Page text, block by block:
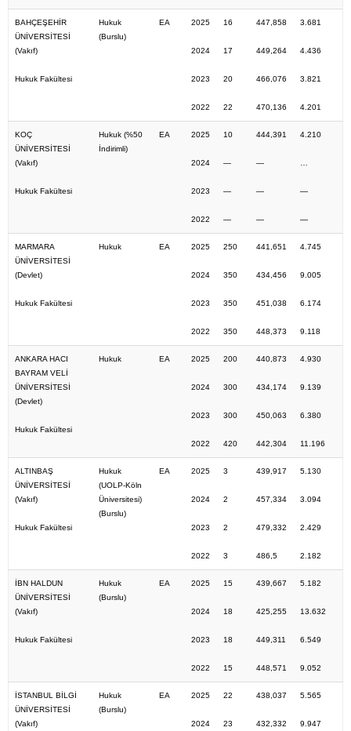
BAHÇEŞEHİR
ÜNİVERSİTESİ
(Vakıf)
Hukuk Fakültesi
Hukuk
(Burslu)
EA 2025
2024
2023
2022
16
17
20
22
447,858
449,264
466,076
470,136
3.681
4.436
3.821
4.201
KOÇ
ÜNİVERSİTESİ
(Vakıf)
Hukuk Fakültesi
Hukuk (%50
İndirimli)
EA 2025
2024
2023
2022
10
—
—
—
444,391
—
—
—
4.210
—
—
MARMARA
ÜNİVERSİTESİ
(Devlet)
Hukuk Fakültesi
Hukuk EA 2025
2024
2023
2022
250
350
350
350
441,651
434,456
451,038
448,373
4.745
9.005
6.174
9.118
ANKARA HACI
BAYRAM VELİ
ÜNİVERSİTESİ
(Devlet)
Hukuk Fakültesi
Hukuk EA 2025
2024
2023
2022
200
300
300
420
440,873
434,174
450,063
442,304
4.930
9.139
6.380
11.196
ALTINBAŞ
ÜNİVERSİTESİ
(Vakıf)
Hukuk Fakültesi
Hukuk
(UOLP-Köln
Üniversitesi)
(Burslu)
EA 2025
2024
2023
2022
3
2
2
3
439,917
457,334
479,332
486,5
5.130
3.094
2.429
2.182
İBN HALDUN
ÜNİVERSİTESİ
(Vakıf)
Hukuk Fakültesi
Hukuk
(Burslu)
EA 2025
2024
2023
2022
15
18
18
15
439,667
425,255
449,311
448,571
5.182
13.632
6.549
9.052
İSTANBUL BİLGİ
ÜNİVERSİTESİ
(Vakıf)
Hukuk
(Burslu)
EA 2025
2024
22
23
438,037
432,332
5.565
9.947